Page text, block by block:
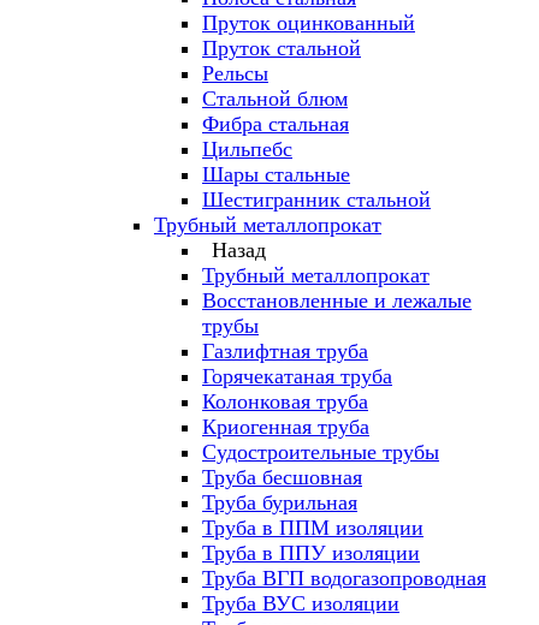
Пруток оцинкованный
Пруток стальной
Рельсы
Стальной блюм
Фибра стальная
Цильпебс
Шары стальные
Шестигранник стальной
Трубный металлопрокат
Назад
Трубный металлопрокат
Восстановленные и лежалые
трубы
Газлифтная труба
Горячекатаная труба
Колонковая труба
Криогенная труба
Судостроительные трубы
Труба бесшовная
Труба бурильная
Труба в ППМ изоляции
Труба в ППУ изоляции
Труба ВГП водогазопроводная
Труба ВУС изоляции